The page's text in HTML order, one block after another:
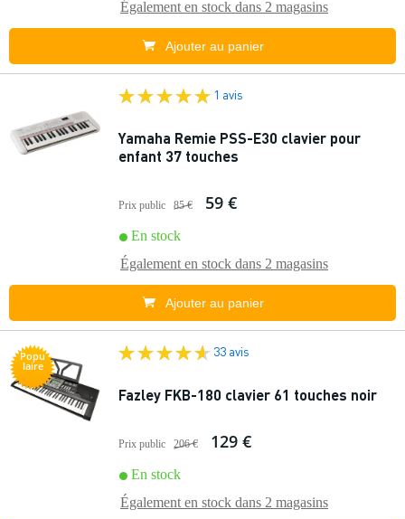
Également en stock dans 2 magasins
Ajouter au panier
1 avis
Yamaha Remie PSS-E30 clavier pour
enfant 37 touches
Prix public 85 € 59 €
En stock
Également en stock dans 2 magasins
Ajouter au panier
Popu
laire
33 avis
Fazley FKB-180 clavier 61 touches noir
Prix public 206 € 129 €
En stock
Également en stock dans 2 magasins